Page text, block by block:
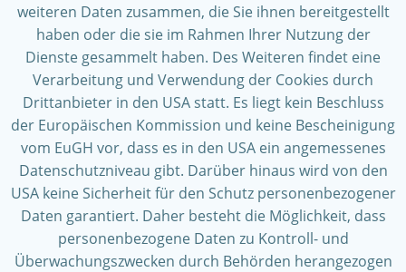
weiteren Daten zusammen, die Sie ihnen bereitgestellt
haben oder die sie im Rahmen Ihrer Nutzung der
Dienste gesammelt haben. Des Weiteren findet eine
Verarbeitung und Verwendung der Cookies durch
Drittanbieter in den USA statt. Es liegt kein Beschluss
der Europäischen Kommission und keine Bescheinigung
vom EuGH vor, dass es in den USA ein angemessenes
Datenschutzniveau gibt. Darüber hinaus wird von den
USA keine Sicherheit für den Schutz personenbezogener
Daten garantiert. Daher besteht die Möglichkeit, dass
personenbezogene Daten zu Kontroll- und
Überwachungszwecken durch Behörden herangezogen